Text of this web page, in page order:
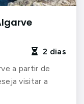

2 dias
a partir de
visitar a